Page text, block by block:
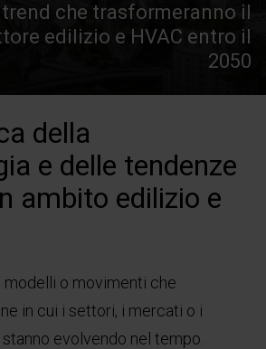
trend che trasformeranno il
edilizio e HVAC entro il
2050
della
e delle tendenze
ambito edilizio e
modelli o movimenti che
in cui i settori, i mercati o i
evolvendo nel tempo.